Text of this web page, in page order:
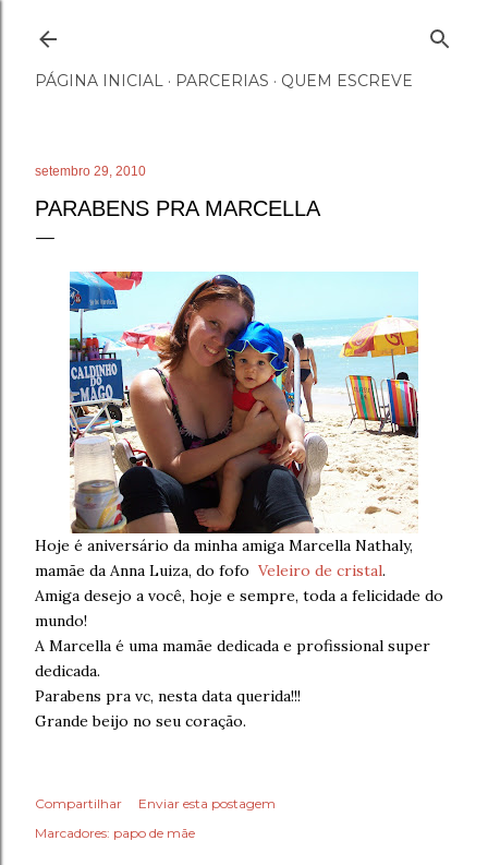
PÁGINA INICIAL PARCERIAS QUEM ESCREVE
setembro 29, 2010
PARABENS PRA MARCELLA
Hoje é aniversário da minha amiga Marcella Nathaly,
mamãe da Anna Luiza, do fofo Veleiro de cristal.
Amiga desejo a você, hoje e sempre, toda a felicidade do
mundo!
A Marcella é uma mamãe dedicada e profissional super
dedicada.
Parabens pra vc, nesta data querida!!!
Grande beijo no seu coração.
Compartilhar
Enviar esta postagem
Marcadores: papo de mãe